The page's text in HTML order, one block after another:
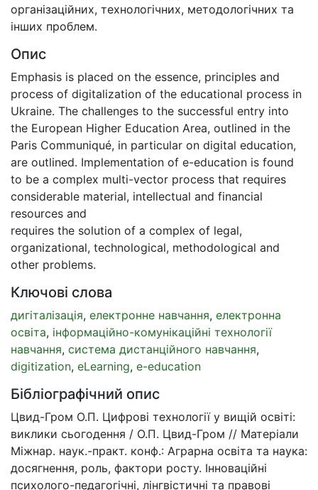
організаційних, технологічних, методологічних та
інших проблем.
Опис
Emphasis is placed on the essence, principles and
process of digitalization of the educational process in
Ukraine. The challenges to the successful entry into
the European Higher Education Area, outlined in the
Paris Communiqué, in particular on digital education,
are outlined. Implementation of e-education is found
to be a complex multi-vector process that requires
considerable material, intellectual and financial
resources and
requires the solution of a complex of legal,
organizational, technological, methodological and
other problems.
Ключові слова
дигіталізація, електронне навчання, електронна
освіта, інформаційно-комунікаційні технології
навчання, система дистанційного навчання,
digitization, eLearning, e-education
Бібліографічний опис
Цвид-Гром О.П. Цифрові технології у вищій освіті:
виклики сьогодення / О.П. Цвид-Гром // Матеріали
Міжнар. наук.-практ. конф.: Аграрна освіта та наука:
досягнення, роль, фактори росту. Інноваційні
психолого-педагогічні, лінгвістичні та правові